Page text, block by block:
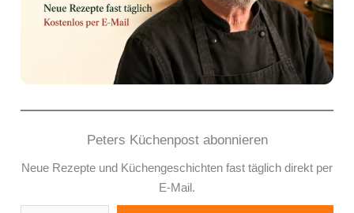
Peters Küchenpost abonnieren
Neue Rezepte und Küchengeschichten fast täglich direkt per
E-Mail.
Gib deine E-Mail-Adresse ein ...